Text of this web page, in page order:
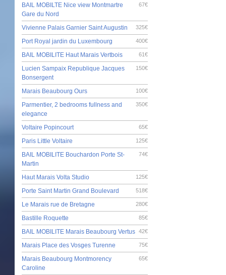
67€
BAIL MOBILTE Nice view Montmartre
Gare du Nord
325€
Vivienne Palais Garnier Saint Augustin
400€
Port Royal jardin du Luxembourg
61€
BAIL MOBILITE Haut Marais Vertbois
150€
Lucien Sampaix Republique Jacques
Bonsergent
100€
Marais Beaubourg Ours
350€
Parmentier, 2 bedrooms fullness and
elegance
65€
Voltaire Popincourt
125€
Paris Little Voltaire
74€
BAIL MOBILITE Bouchardon Porte St-
Martin
125€
Haut Marais Volta Studio
518€
Porte Saint Martin Grand Boulevard
280€
Le Marais rue de Bretagne
85€
Bastille Roquette
42€
BAIL MOBILITE Marais Beaubourg Vertus
75€
Marais Place des Vosges Turenne
65€
Marais Beaubourg Montmorency
Caroline